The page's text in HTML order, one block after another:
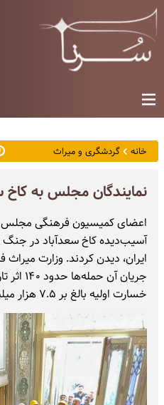
خانه گردشگری و میراث
نمایندگان مجلس به
اعضای کمیسیون فرهنگی
آسیب‌دیده کاخ سعدآباد در جنگ
ایران، دیدن کردند. وزارت
جریان
خسارت اولیه بالغ بر ۷.۵ هزار میلیارد تومان، برآورد شده است.